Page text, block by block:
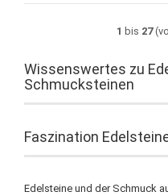
1 bis 27
Wissenswertes zu
Schmucksteinen
Faszination
Edelsteine und der Schmuck